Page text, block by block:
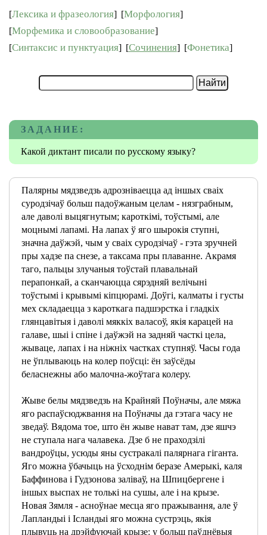
[Лексика и фразеология] [Морфология]
[Морфемика и словообразование]
[Синтаксис и пунктуация] [Сочинения] [Фонетика]
ЗАДАНИЕ:
Какой диктант писали по русскому языку?
Палярны мядзведзь адрозніваецца ад іншых сваіх
суродзічаў больш падоўжаным целам - нязграбным,
але даволі выцягнутым; кароткімі, тоўстымі, але
моцнымі лапамі. На лапах ў яго шырокія ступні,
значна даўжэй, чым у сваіх суродзічаў - гэта зручней
пры хадзе па снезе, а таксама пры плаванне. Акрамя
таго, пальцы злучаныя тоўстай плавальнай
перапонкай, а сканчаюцца сярэдняй велічыні
тоўстымі і крывымі кіпцюрамі. Доўгі, калматы і густы
мех складаецца з кароткага падшэрстка і гладкіх
глянцавітыя і даволі мяккіх валасоў, якія карацей на
галаве, шыі і спіне і даўжэй на задняй часткі цела,
жываце, лапах і на ніжніх частках ступняў. Часы года
не ўплываюць на колер поўсці: ён заўсёды
беласнежны або малочна-жоўтага колеру.
Жыве белы мядзведзь на Крайняй Поўначы, але мяжа
яго распаўсюджвання на Поўначы да гэтага часу не
зведаў. Вядома тое, што ён жыве нават там, дзе яшчэ
не ступала нага чалавека. Дзе б не праходзілі
вандроўцы, усюды яны сустракалі палярнага гіганта.
Яго можна ўбачыць на ўсходнім беразе Амерыкі, каля
Баффинова і Гудзонова заліваў, на Шпицбергене і
іншых выспах не толькі на сушы, але і на крызе.
Новая Зямля - асноўнае месца яго пражывання, але ў
Лапландыі і Ісландыі яго можна сустрэць, якія
плывуць на дрэйфуючай крызе: у больш паўднёвыя